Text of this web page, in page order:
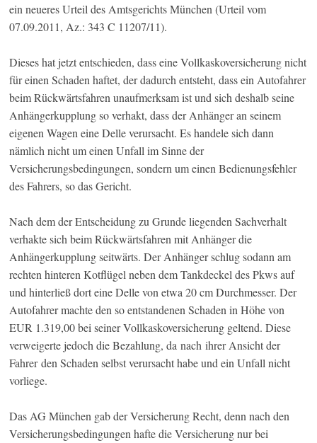
ein neueres Urteil des Amtsgerichts München (Urteil vom
07.09.2011, Az.: 343 C 11207/11).
Dieses hat jetzt entschieden, dass eine Vollkaskoversicherung nicht
für einen Schaden haftet, der dadurch entsteht, dass ein Autofahrer
beim Rückwärtsfahren unaufmerksam ist und sich deshalb seine
Anhängerkupplung so verhakt, dass der Anhänger an seinem
eigenen Wagen eine Delle verursacht. Es handele sich dann
nämlich nicht um einen Unfall im Sinne der
Versicherungsbedingungen, sondern um einen Bedienungsfehler
des Fahrers, so das Gericht.
Nach dem der Entscheidung zu Grunde liegenden Sachverhalt
verhakte sich beim Rückwärtsfahren mit Anhänger die
Anhängerkupplung seitwärts. Der Anhänger schlug sodann am
rechten hinteren Kotflügel neben dem Tankdeckel des Pkws auf
und hinterließ dort eine Delle von etwa 20 cm Durchmesser. Der
Autofahrer machte den so entstandenen Schaden in Höhe von
EUR 1.319,00 bei seiner Vollkaskoversicherung geltend. Diese
verweigerte jedoch die Bezahlung, da nach ihrer Ansicht der
Fahrer den Schaden selbst verursacht habe und ein Unfall nicht
vorliege.
Das AG München gab der Versicherung Recht, denn nach den
Versicherungsbedingungen hafte die Versicherung nur bei